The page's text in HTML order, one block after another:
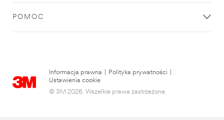
POMOC
Informacja prawna Polityka prywatności
Ustawienia cookie
© 3M 2026. Wszelkie prawa zastrzeżone.